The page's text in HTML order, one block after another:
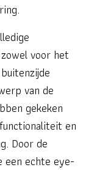
voor het
van de
gekeken
en
Door de
een echte eye-